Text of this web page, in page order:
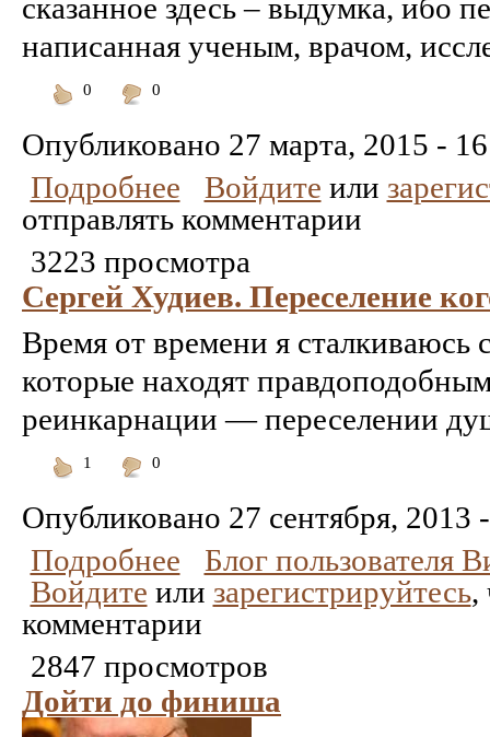
сказанное здесь – выдумка, ибо
написанная ученым, врачом,
0
0
Опубликовано 27 марта, 2015 -
Подробнее
Войдите или
отправлять комментарии
3223 просмотра
Сергей Худиев. Переселение
Время от времени я сталкиваюсь
которые находят
реинкарнации — переселении
1
0
Опубликовано 27 сентября, 2013
Подробнее
Блог пользователя
Войдите или зарегистрируйтесь,
комментарии
2847 просмотров
Дойти до финиша